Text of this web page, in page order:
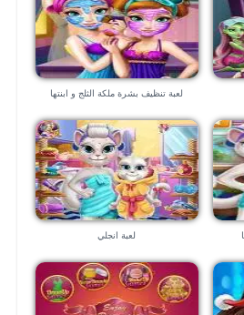
لعبة تنظيف بشرة ملكة الثلج و ابنتها
لعبة انجلي